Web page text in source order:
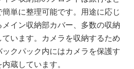
単に整理可能です。用途に応じ
イン収納部カバー、多数の収納
います。カメラを収納するため
クパック内にはカメラを保護す
蔵しています。